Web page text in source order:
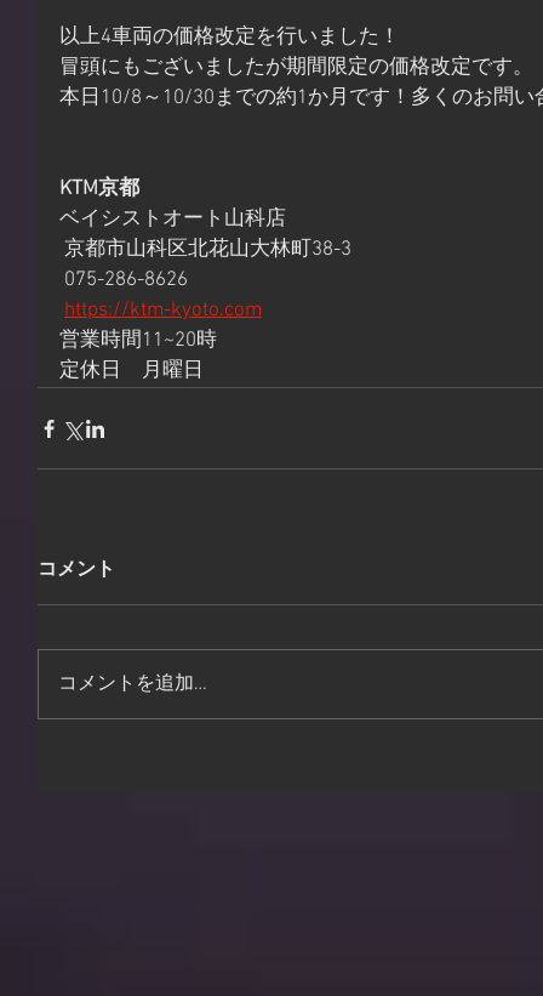
以上4車両の価格改定を行いました！
冒頭にもございましたが期間限定の価格改定です。
本日10/8～10/30までの約1か月です！多くのお問
KTM京都
ベイシストオート山科店
京都市山科区北花山大林町38-3
075-286-8626
https://ktm-kyoto.com
営業時間11~20時
定休日　月曜日
コメント
コメントを追加…